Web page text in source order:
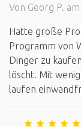
Von Georg P.
Hatte große
Programm von
Dinger zu
löscht. Mit
laufen